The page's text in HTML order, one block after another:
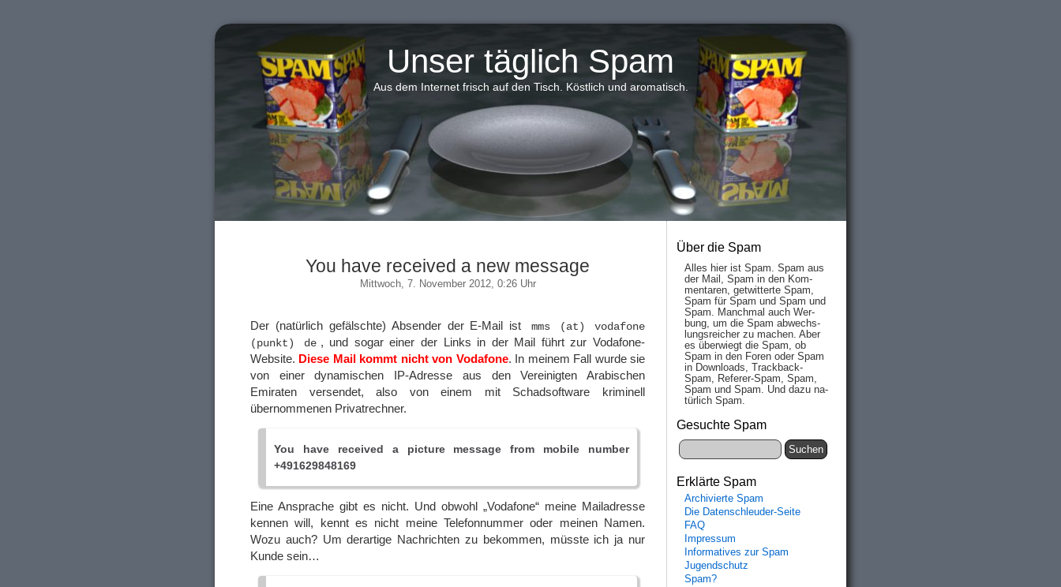
Unser täglich Spam
Aus dem Internet frisch auf den Tisch. Köstlich und aromatisch.
You have received a new message
Mittwoch, 7. November 2012, 0:26 Uhr
Der (natürlich gefälschte) Absender der E-Mail ist
mms (at) vodafone
(punkt) de , und sogar einer der Links in der Mail führt zur Vodafone-
Website. Diese Mail kommt nicht von Vodafone. In meinem Fall wurde sie
von einer dynamischen IP-Adresse aus den Vereinigten Arabischen
Emiraten versendet, also von einem mit Schadsoftware kriminell
übernommenen Privatrechner.
You have received a picture message from mobile number
+491629848169
Eine Ansprache gibt es nicht. Und obwohl „Vodafone“ meine Mailadresse
kennen will, kennt es nicht meine Telefonnummer oder meinen Namen.
Wozu auch? Um derartige Nachrichten zu bekommen, müsste ich ja nur
Kunde sein…
Über die Spam
Alles hier ist Spam. Spam aus
der Mail, Spam in den Kom­
men­taren, ge­twit­ter­te Spam,
Spam für Spam und Spam und
Spam. Manch­mal auch Wer­
bung, um die Spam ab­wechs­
lungs­reich­er zu mach­en. Aber
es über­wiegt die Spam, ob
Spam in den Fo­ren oder Spam
in Down­loads, Track­back-
Spam, Re­fe­rer-Spam, Spam,
Spam und Spam. Und da­zu na­
tür­lich Spam.
Gesuchte Spam
Erklärte Spam
Archivierte Spam
Die Datenschleuder-Seite
FAQ
Impressum
Informatives zur Spam
Jugendschutz
Spam?